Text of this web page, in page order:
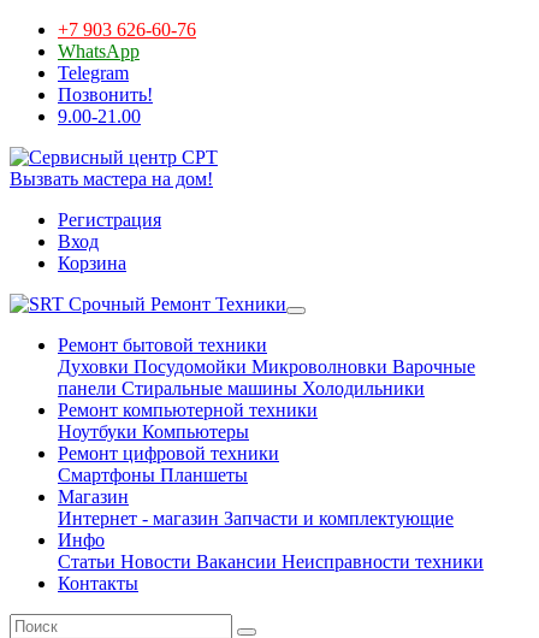
+7 903 626-60-76
WhatsApp
Telegram
Позвонить!
9.00-21.00
Вызвать мастера на дом!
Регистрация
Вход
Корзина
Срочный Ремонт Техники
Ремонт бытовой техники
Духовки Посудомойки Микроволновки Варочные
панели Стиральные машины Холодильники
Ремонт компьютерной техники
Ноутбуки Компьютеры
Ремонт цифровой техники
Смартфоны Планшеты
Магазин
Интернет - магазин Запчасти и комплектующие
Инфо
Статьи Новости Вакансии Неисправности техники
Контакты